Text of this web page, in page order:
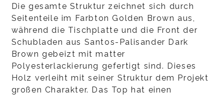
Die gesamte Struktur zeichnet sich durch
Seitenteile im Farbton Golden Brown aus,
während die Tischplatte und die Front der
Schubladen aus Santos-Palisander Dark
Brown gebeizt mit matter
Polyesterlackierung gefertigt sind. Dieses
Holz verleiht mit seiner Struktur dem Projekt
großen Charakter. Das Top hat einen